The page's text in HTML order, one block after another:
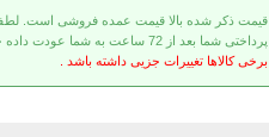
قیمت ذکر شده بالا قیمت عمده فروشی است. لطفا
پرداختی شما بعد از 72 ساعت به شما عودت داده خواهد شد.
برخی کالاها تغییرات جزیی داشته باشد .